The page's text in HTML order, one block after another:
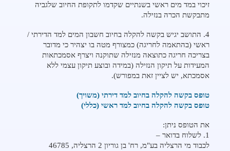
זיכוי במד מים ראשי בשנתיים שקדמו לתקופת החיוב שלגביה
מתבקשת הכרה בנזילה.
4. התושב יגיש בקשה להקלה בחיוב חשבון המים למד הדירתי /
ראשי (בהתאמה לחריגה) כמצורף מטה בו יצהיר כי מדובר
בצריכה חריגה כתוצאה מנזילה שתוקנה ויצרף אסמכתאות
המעידות על תיקון הנזילה (במידה ובוצע תיקון עצמי ללא
אסמכתא, יש לציין זאת במפורש).
טופס בקשה להקלה בחיוב למד דירתי (משויך)מנווט
טופס בקשה להקלה בחיוב למד ראשי (כללי)מנווט
את הטופס ניתן:
1. לשלוח בדואר –
לכבוד מי הרצליה בע"מ, רח' בן גוריון 2 הרצליה, 46785